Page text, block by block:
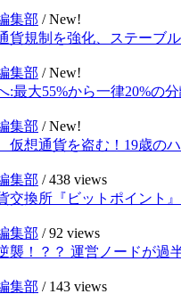
集部 /New!
貨規制を強化、ステーブ
集部 /New!
:最大55%から一律20%の
集部 /New!
仮想通貨を盗む！19歳の
集部 /438 views
交換所『ビットポイント
集部 /92 views
襲！？？ 運営ノードが過
集部 / 143 views